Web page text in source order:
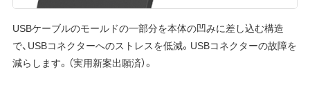
USBケーブルのモールドの一部分を本体の凹みに差し込む構造
で、USBコネクターへのストレスを低減。USBコネクターの故障を
減らします。（実用新案出願済）。